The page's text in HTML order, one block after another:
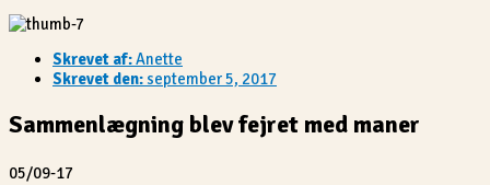
Skrevet af:Anette
Skrevet den: september 5, 2017
Sammenlægning blev fejret med maner
05/09-17